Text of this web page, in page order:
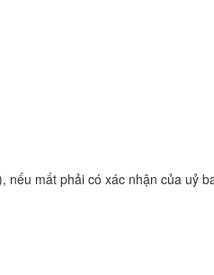
mất phải có xác nhận của uỷ